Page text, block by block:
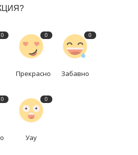
0 0
Прекрасно
0
Забавно
0 0
Уау